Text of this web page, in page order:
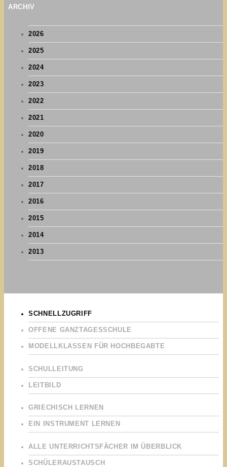
ARCHIV
2026
2025
2024
2023
2022
2021
2020
2019
2018
2017
2016
2015
2014
2013
SCHNELLZUGRIFF
OFFENE GANZTAGESSCHULE
MODELLKLASSEN FÜR HOCHBEGABTE
SCHULLEITUNG
LEITBILD
GRIECHISCH LERNEN
EIN INSTRUMENT LERNEN
ALLE UNTERRICHTSFÄCHER IM ÜBERBLICK
SCHÜLERAUSTAUSCH